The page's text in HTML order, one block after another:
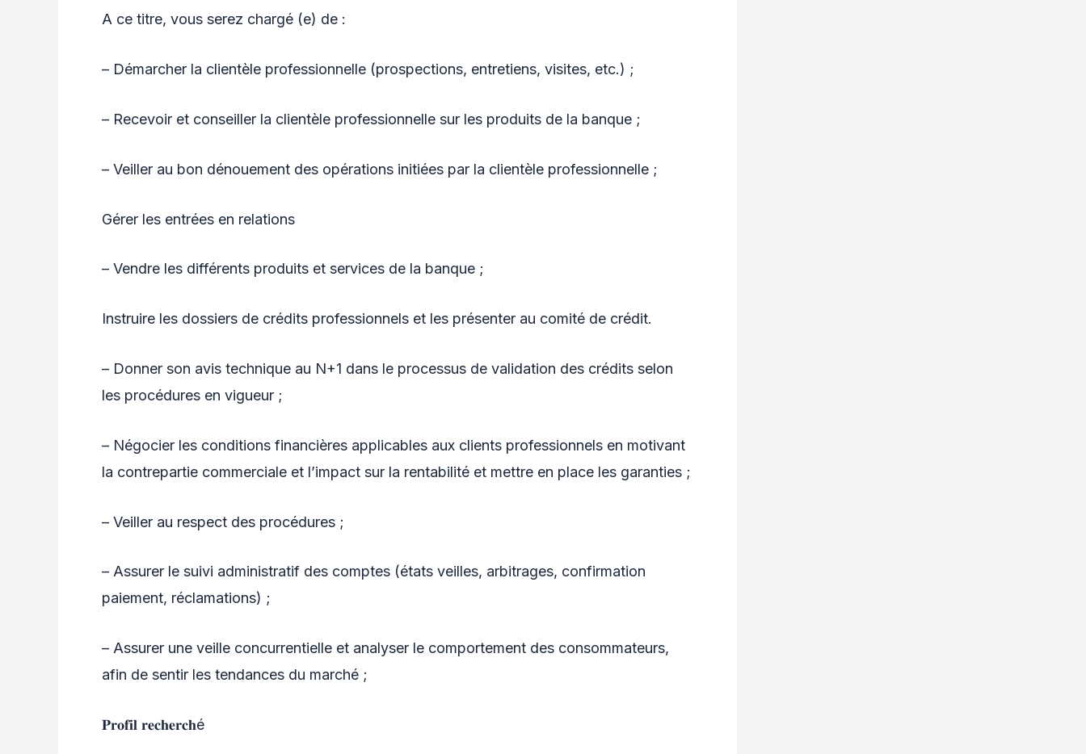
A ce titre, vous serez chargé (e) de :
– Démarcher la clientèle professionnelle (prospections, entretiens, visites, etc.) ;
– Recevoir et conseiller la clientèle professionnelle sur les produits de la banque ;
– Veiller au bon dénouement des opérations initiées par la clientèle professionnelle ;
Gérer les entrées en relations
– Vendre les différents produits et services de la banque ;
Instruire les dossiers de crédits professionnels et les présenter au comité de crédit.
– Donner son avis technique au N+1 dans le processus de validation des crédits selon
les procédures en vigueur ;
– Négocier les conditions financières applicables aux clients professionnels en motivant
la contrepartie commerciale et l’impact sur la rentabilité et mettre en place les garanties ;
– Veiller au respect des procédures ;
– Assurer le suivi administratif des comptes (états veilles, arbitrages, confirmation
paiement, réclamations) ;
– Assurer une veille concurrentielle et analyser le comportement des consommateurs,
afin de sentir les tendances du marché ;
𝐏𝐫𝐨𝐟𝐢𝐥 𝐫𝐞𝐜𝐡𝐞𝐫𝐜𝐡é